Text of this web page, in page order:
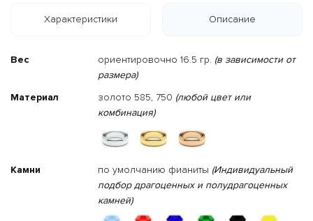
Характеристики Описание
Вес ориентировочно 16.5 гр. (в зависимости от
размера)
Материал
золото 585, 750 (любой цвет или
комбинация)
Камни по умолчанию фианиты (Индивидуальный
подбор драгоценных и полудрагоценных
камней)